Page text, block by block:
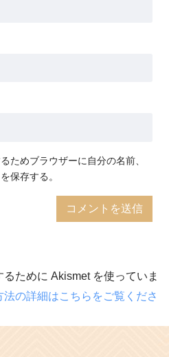
ためブラウザーに自分の名前、
保存する。
ために Akismet を使っていま
の詳細はこちらをご覧くださ